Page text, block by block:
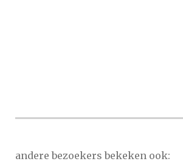
andere bezoekers bekeken ook: